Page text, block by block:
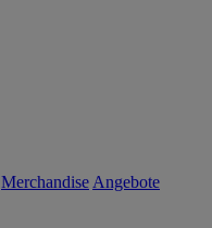
Merchandise Angebote